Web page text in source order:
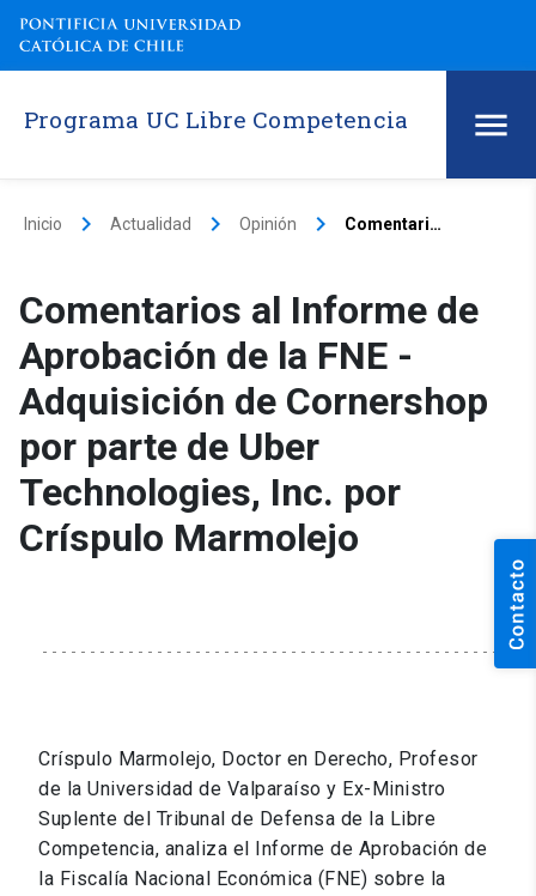
Programa UC Libre Competencia
Inicio keyboard_arrow_right Actualidad keyboard_arrow_right Opinión keyboard_arrow_right Comentarios al Informe de Aprobación de la FNE - Adquisición de Cornershop por parte de Uber Technologies, Inc. por Críspulo Marmolejo
Comentarios al Informe de
Aprobación de la FNE -
Adquisición de Cornershop
por parte de Uber
Technologies, Inc. por
Críspulo Marmolejo
Críspulo Marmolejo, Doctor en Derecho, Profesor
de la Universidad de Valparaíso y Ex-Ministro
Suplente del Tribunal de Defensa de la Libre
Competencia, analiza el Informe de Aprobación de
la Fiscalía Nacional Económica (FNE) sobre la